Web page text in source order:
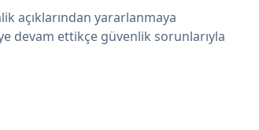
açıklarından yararlanmaya
devam ettikçe güvenlik sorunlarıyla